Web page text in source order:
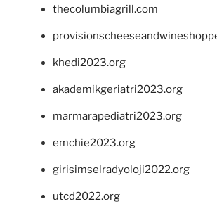
thecolumbiagrill.com
khedi2023.org
akademikgeriatri2023.org
marmarapediatri2023.org
emchie2023.org
girisimselradyoloji2022.org
utcd2022.org